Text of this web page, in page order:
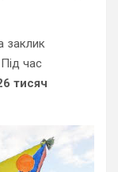
заклик
час
тисяч